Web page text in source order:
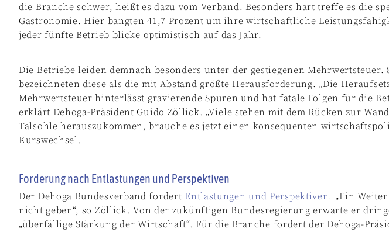
die Branche schwer, heißt es dazu vom Verband. Besonders hart treffe es die
Gastronomie. Hier bangten 41,7 Prozent um ihre wirtschaftliche
jeder fünfte Betrieb blicke optimistisch auf das Jahr.
Die Betriebe leiden demnach besonders unter der gestiegenen Mehrwertsteuer.
bezeichneten diese als die mit Abstand größte Herausforderung. „Die
Mehrwertsteuer hinterlässt gravierende Spuren und hat fatale Folgen für die
erklärt Dehoga-Präsident Guido Zöllick. „Viele stehen mit dem Rücken zur
Talsohle herauszukommen, brauche es jetzt einen konsequenten
Kurswechsel.
Forderung nach Entlastungen und Perspektiven
Der Dehoga Bundesverband fordert Entlastungen und Perspektiven. „Ein
nicht geben“, so Zöllick. Von der zukünftigen Bundesregierung erwarte er
„überfällige Stärkung der Wirtschaft“. Für die Branche fordert der Dehoga-